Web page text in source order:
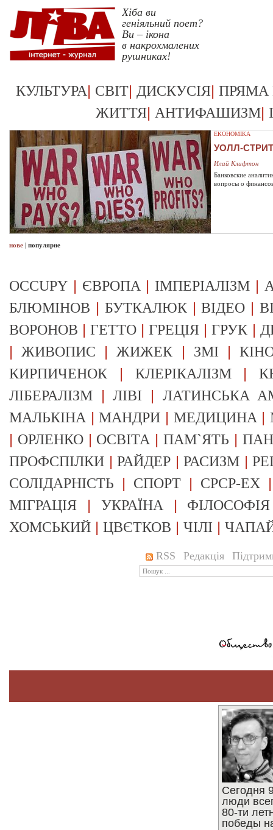
Хіба ви
геніяльний поет?
Ви – ікона
в накрохмалених
рушниках!
КУЛЬТУРА| СВІТ| ДИСКУСІЯ| ПРЯМА
ЖИТТЯ| АНТИФАШИЗМ|
ЕКОНОМІКА
УОЛЛ-
Илай Клифтон
Банковские
вопросы о
нове | популярне
OCCUPY | ЄВРОПА | ІМПЕРІАЛІЗМ |
БЛЮМІНОВ | БУТКАЛЮК|ВІДЕО |
ВОРОНОВ |ГЕТТО |ГРЕЦІЯ |ГРУК |
|ЖИВОПИС |ЖИЖЕК | ЗМІ |
КИРПИЧЕНОК | КЛЕРІКАЛІЗМ|
ЛІБЕРАЛІЗМ |ЛІВІ | ЛАТИНСЬКА
МАЛЬКІНА |МАНДРИ | МЕДИЦИНА |
| ОРЛЕНКО| ОСВІТА |ПАМ`ЯТЬ |
ПРОФСПІЛКИ |РАЙДЕР |РАСИЗМ |
СОЛІДАРНІСТЬ | СПОРТ | СРСР-EX
МІГРАЦІЯ | УКРАЇНА | ФІЛОСОФІЯ
ХОМСЬКИЙ | ЦВЄТКОВ | ЧІЛІ |
RSS Редакція
Сегодня
люди
80-ти
победы